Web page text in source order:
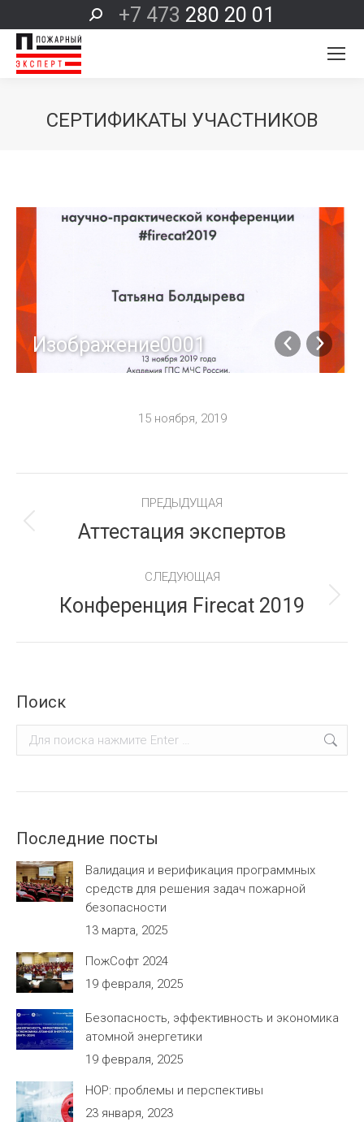
Поиск:+7 473 280 20 01
СЕРТИФИКАТЫ УЧАСТНИКОВ
Изображение0001
15 ноября, 2019
Навигация
альбомам
ПРЕДЫДУЩАЯ
Предыдущий
Аттестация экспертов
СЛЕДУЮЩАЯ
Следующий
Конференция Firecat 2019
Поиск
Поиск:
Последние посты
Валидация и верификация программных
средств для решения задач пожарной
безопасности
13 марта, 2025
ПожСофт 2024
19 февраля, 2025
Безопасность, эффективность и экономика
атомной энергетики
19 февраля, 2025
НОР: проблемы и перспективы
23 января, 2023